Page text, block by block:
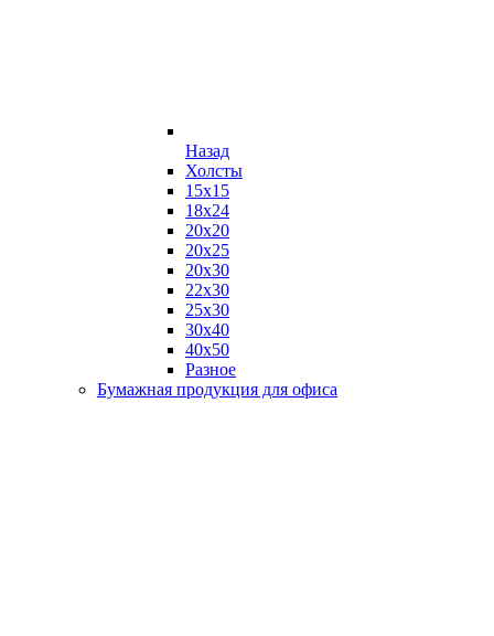
Назад
Холсты
15х15
18х24
20х20
20х25
20х30
22х30
25х30
30х40
40х50
Разное
Бумажная продукция для офиса